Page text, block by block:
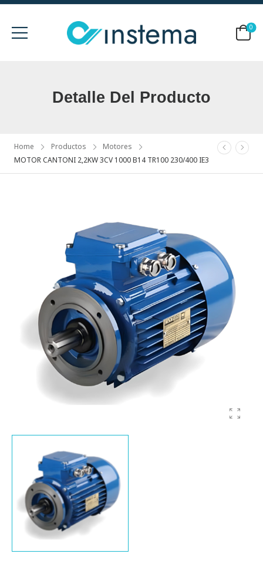
0
Detalle Del Producto
Home Productos
Motores
MOTOR CANTONI 2,2KW 3CV 1000 B14 TR100 230/400 IE3